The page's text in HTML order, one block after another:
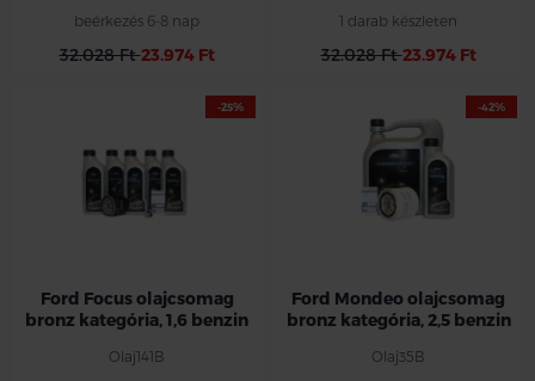
beérkezés 6-8 nap
32.028 Ft23.974 Ft
1 darab készleten
32.028 Ft23.974 Ft
-25%
Ford Focus olajcsomag
bronz kategória, 1,6 benzin
Olaj141B
-42%
Ford Mondeo olajcsomag
bronz kategória, 2,5 benzin
Olaj35B